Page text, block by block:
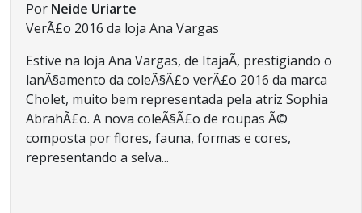
Por Neide Uriarte
VerÃ£o 2016 da loja Ana Vargas
Estive na loja Ana Vargas, de ItajaÃ­, prestigiando o
lanÃ§amento da coleÃ§Ã£o verÃ£o 2016 da marca
Cholet, muito bem representada pela atriz Sophia
AbrahÃ£o. A nova coleÃ§Ã£o de roupas Ã©
composta por flores, fauna, formas e cores,
representando a selva...